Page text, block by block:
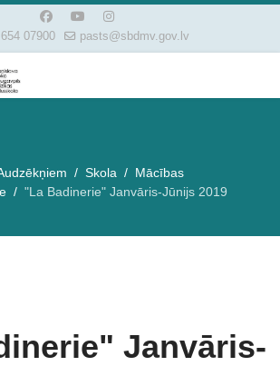
07900 pasts@sbdmv.gov.lv
Skola
Mācības
"La Badinerie" Janvāris-Jūnijs 2019
Janvāris-